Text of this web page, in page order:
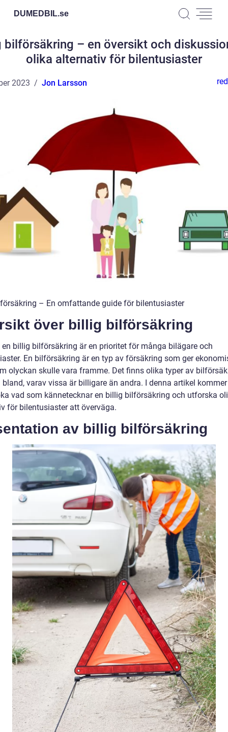
DUMEDBIL.se
bilförsäkring – en översikt och
olika alternativ för bilentusiaster
2023 Jon Larsson
– En omfattande guide för bilentusiaster
över billig bilförsäkring
billig bilförsäkring är en prioritet för många bilägare och
En bilförsäkring är en typ av försäkring som ger
olyckan skulle vara framme. Det finns olika typer av
varav vissa är billigare än andra. I denna artikel
vad som kännetecknar en billig bilförsäkring och utforska
för bilentusiaster att överväga.
av billig bilförsäkring